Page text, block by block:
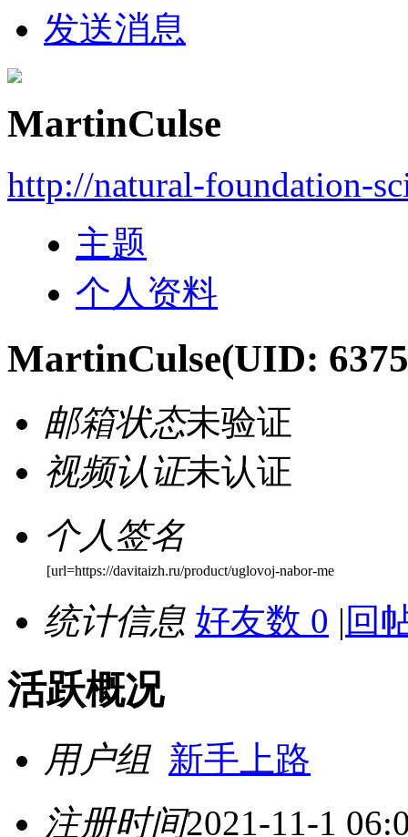
发送消息
MartinCulse
http://natural-foundation-
主题
个人资料
MartinCulse(UID:
邮箱状态未验证
视频认证未认证
个人签名
[url=https://davitaizh.ru/product/uglovoj-nabor-me
统计信息 好友数 0 | 回
活跃概况
用户组 新手上路
注册时间2021-11-1